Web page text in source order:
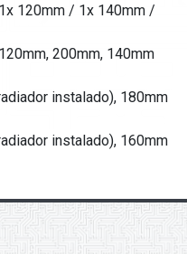
1x 120mm / 1x 140mm /
120mm, 200mm, 140mm
instalado), 180mm
instalado), 160mm